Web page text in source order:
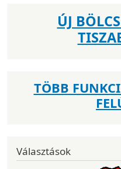
ÚJ
TÖBB
Választások